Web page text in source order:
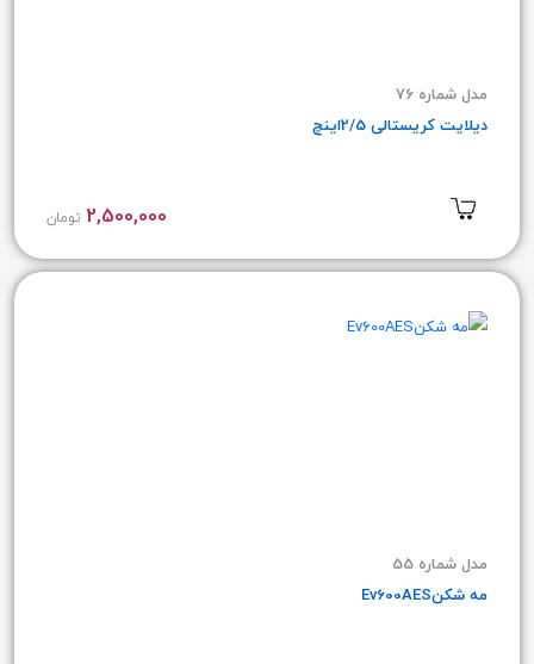
مدل شماره 76
دیلایت کریستالی 2/5اینچ
2,500,000 تومان
مدل شماره 55
مه شکنEv600AES